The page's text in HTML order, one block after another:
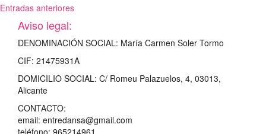
Entradas anteriores
Aviso legal:
DENOMINACIÓN SOCIAL: María Carmen Soler Tormo
CIF: 21475931A
DOMICILIO SOCIAL: C/ Romeu Palazuelos, 4, 03013,
Alicante
CONTACTO:
email: entredansa@gmail.com